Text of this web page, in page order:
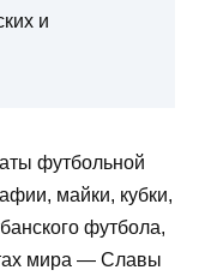
и
футбольной
майки, кубки,
футбола,
мира — Славы